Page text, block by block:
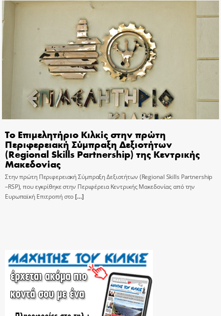
Το Επιμελητήριο Κιλκίς στην πρώτη
Περιφερειακή Σύμπραξη Δεξιοτήτων
(Regional Skills Partnership) της Κεντρικής
Μακεδονίας
Στην πρώτη Περιφερειακή Σύμπραξη Δεξιοτήτων (Regional Skills Partnership
–RSP), που εγκρίθηκε στην Περιφέρεια Κεντρικής Μακεδονίας από την
Ευρωπαϊκή Επιτροπή στο[…]